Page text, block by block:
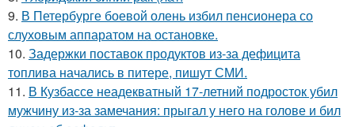
9. В Петербурге боевой олень избил пенсионера со
слуховым аппаратом на остановке.
10. Задержки поставок продуктов из-за дефицита
топлива начались в питере, пишут СМИ.
11. В Кузбассе неадекватный 17-летний подросток убил
мужчину из-за замечания: прыгал у него на голове и бил